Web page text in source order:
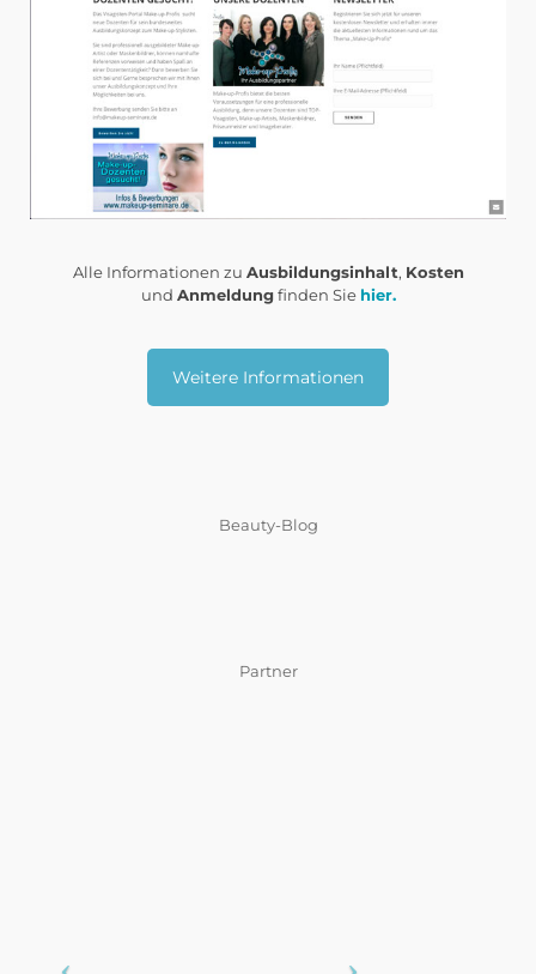
Alle Informationen zu Ausbildungsinhalt, Kosten
und Anmeldungfinden Sie hier.
Weitere Informationen
Beauty-Blog
Partner